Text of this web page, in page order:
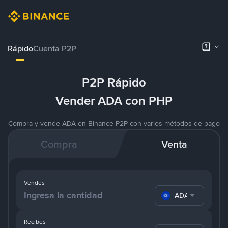
RápidoCuenta P2P
P2P Rápido
Vender ADA con PHP
Compra y vende ADA en Binance P2P con varios métodos de pago
Compra Venta
Recibes
Vendes
ADA